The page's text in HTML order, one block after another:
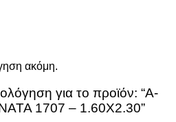
ακόμη.
για το προϊόν: “Α-
1707 – 1.60X2.30”